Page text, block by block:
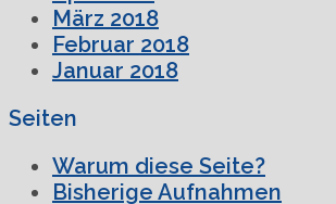
März 2018
Februar 2018
Januar 2018
Seiten
Warum diese Seite?
Bisherige Aufnahmen